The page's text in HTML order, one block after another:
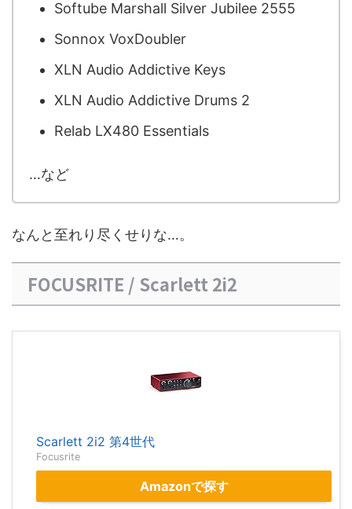
Softube Marshall Silver Jubilee 2555
Sonnox VoxDoubler
XLN Audio Addictive Keys
XLN Audio Addictive Drums 2
Relab LX480 Essentials
…など
なんと至れり尽くせりな…。
FOCUSRITE / Scarlett 2i2
Scarlett 2i2 第4世代
Focusrite
Amazonで探す